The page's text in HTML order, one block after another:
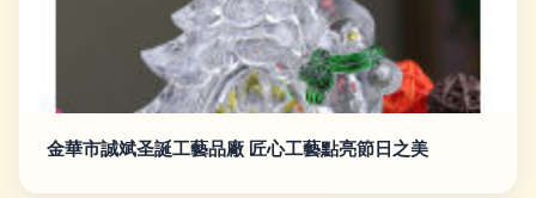
金華市誠斌圣誕工藝品廠 匠心工藝點亮節日之美